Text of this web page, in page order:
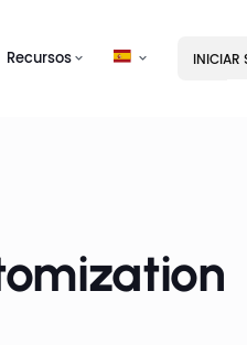
Recursos INICIAR